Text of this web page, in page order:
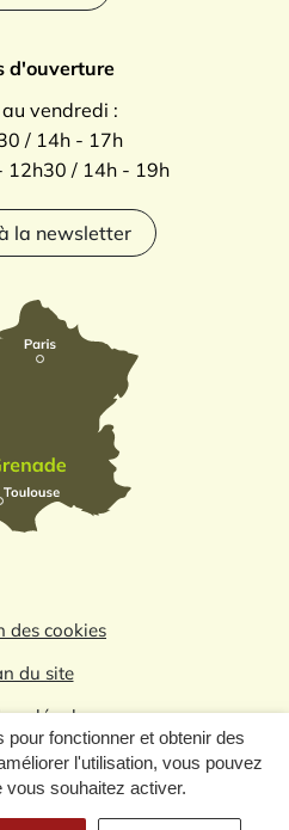
fonctionner et obtenir des
l'utilisation, vous pouvez
vous souhaitez activer.
Logo du label
d'ouverture
vendredi :
/ 14h - 17h
12h30 / 14h - 19h
la newsletter
des cookies
du site
légales
confidentialité